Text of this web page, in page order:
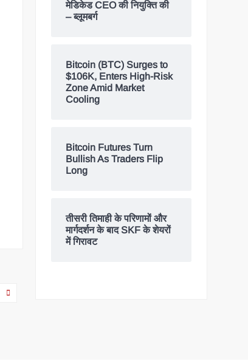
मेडिकेड CEO की नियुक्ति की
– ब्लूमबर्ग
Bitcoin (BTC) Surges to
$106K, Enters High-Risk
Zone Amid Market
Cooling
Bitcoin Futures Turn
Bullish As Traders Flip
Long
तीसरी तिमाही के परिणामों और
मार्गदर्शन के बाद SKF के शेयरों
में गिरावट